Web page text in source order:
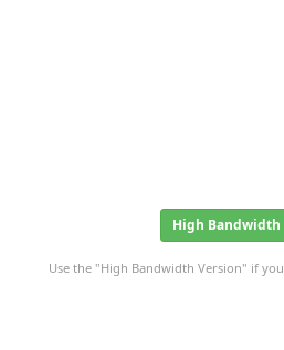
High Bandwidth
Use the "High Bandwidth Version" if